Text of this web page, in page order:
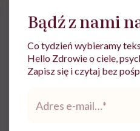
poziom.
Piecz ziemniaki przez
dopiekaj przez kolejne
złotobrązowego
przechowywania
Bądź z nami
Co tydzień wybieramy
Hello Zdrowie o ciele,
Zapisz się i czytaj bez
mail*